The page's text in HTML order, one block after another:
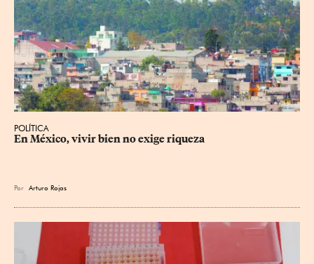
POLÍTICA
En México, vivir bien no exige riqueza
Por Arturo Rojas